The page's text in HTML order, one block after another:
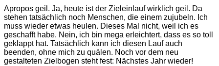
Apropos geil. Ja, heute ist der Zieleinlauf wirklich geil. Da
stehen tatsächlich noch Menschen, die einem zujubeln. Ich
muss wieder etwas heulen. Dieses Mal nicht, weil ich es
geschafft habe. Nein, ich bin mega erleichtert, dass es so toll
geklappt hat. Tatsächlich kann ich diesen Lauf auch
beenden, ohne mich zu quälen. Noch vor dem neu
gestalteten Zielbogen steht fest: Nächstes Jahr wieder!